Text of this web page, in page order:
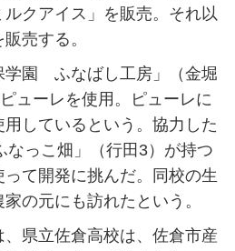
ルクアイス」を販売。それ以
売する。
園 ふなばし工房」（金堀
ューレを使用。ピューレに
しているという。協力した
なっこ畑」（行田3）が持つ
て開発に挑んだ。同校の生
の元にも訪れたという。
県立佐倉高校は、佐倉市産